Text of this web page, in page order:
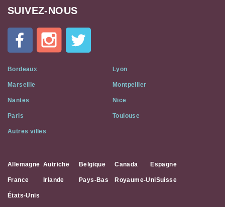
Cat
Flat
Social
Media
SUIVEZ-NOUS
Bordeaux Lyon
Marseille Montpellier
Nantes Nice
Paris Toulouse
Autres villes
Allemagne Autriche Belgique Canada Espagne
France Irlande Pays-Bas Royaume-UniSuisse
États-Unis